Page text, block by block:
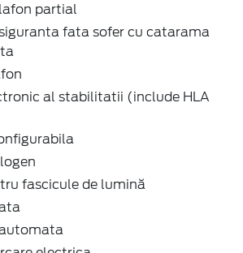
partial
fata sofer cu catarama
al stabilitatii (include HLA
fascicule de lumină